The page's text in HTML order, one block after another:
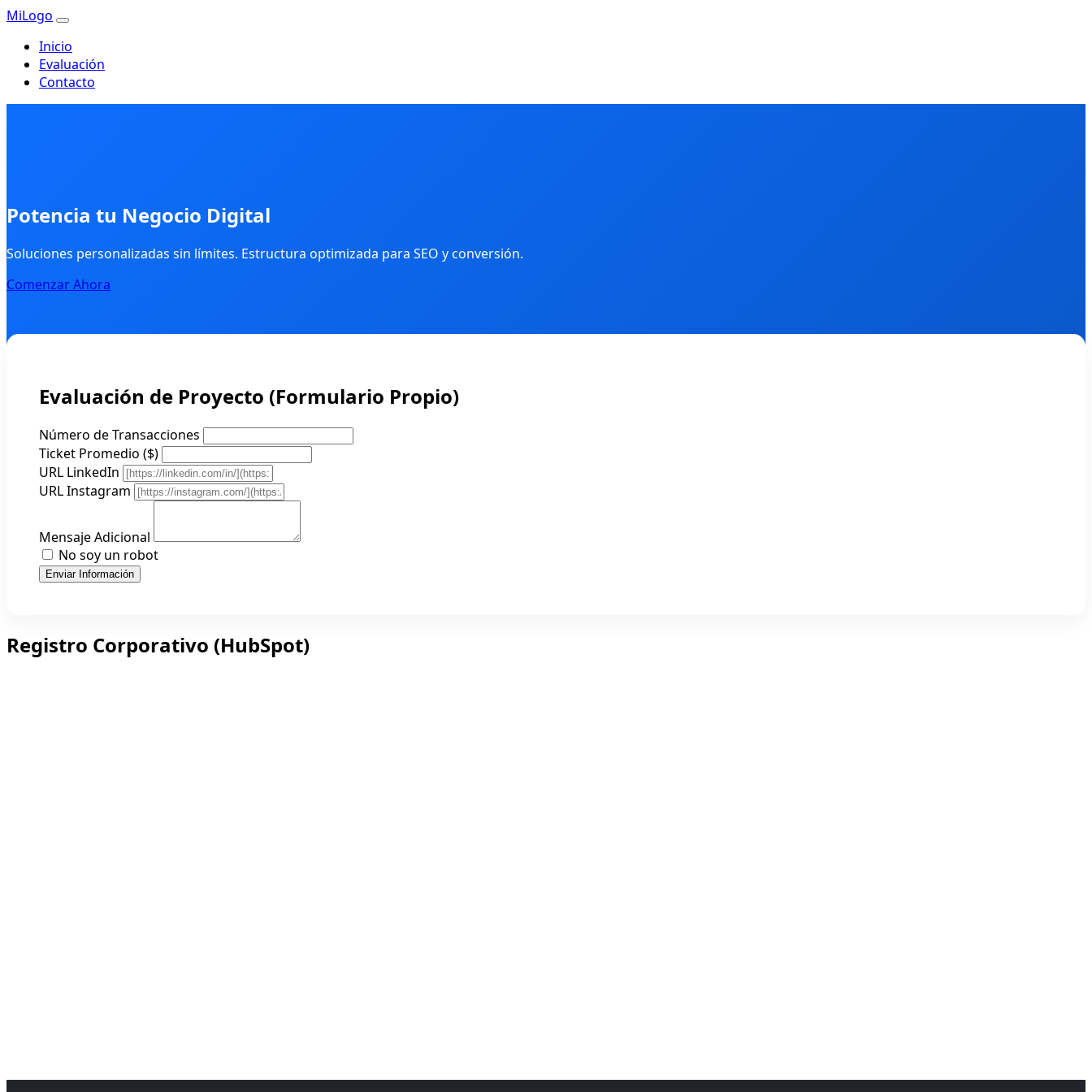
MiLogo
Inicio
Evaluación
Contacto
Potencia tu Negocio Digital
Soluciones personalizadas sin límites. Estructura optimizada para SEO y conversión.
Comenzar Ahora
Evaluación de Proyecto (Formulario Propio)
Número de Transacciones
Ticket Promedio ($)
URL LinkedIn
URL Instagram
Mensaje Adicional
No soy un robot
Enviar Información
Registro Corporativo (HubSpot)